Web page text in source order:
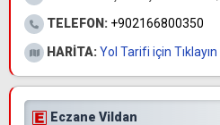
TELEFON: +902166800350
HARİTA:Yol Tarifi için Tıklayın
Eczane Vildan